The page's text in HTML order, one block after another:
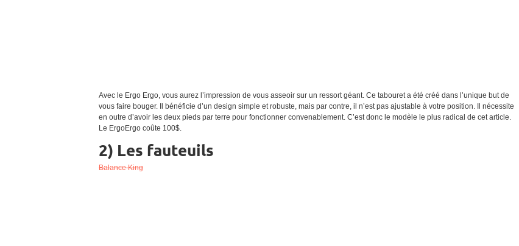
Avec le Ergo Ergo, vous aurez l’impression de vous asseoir sur un ressort géant. Ce tabouret a été créé dans l’unique but de
vous faire bouger. Il bénéficie d’un design simple et robuste, mais par contre, il n’est pas ajustable à votre position. Il nécessite
en outre d’avoir les deux pieds par terre pour fonctionner convenablement. C’est donc le modèle le plus radical de cet article.
Le ErgoErgo coûte 100$.
2) Les fauteuils
Balance King